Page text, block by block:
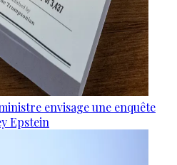
envisage une enquête
Epstein